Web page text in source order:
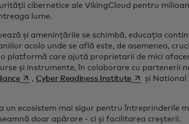
cibernetice ale VikingCloud pentru
lume.
și amenințările se schimbă, educația
acolo unde se află este, de asemenea,
platformă care ajută proprietarii de mici
și instrumente, în colaborare cu partenerii
opens in a new tab
, Cyber Readiness Institute opens in a new
și National
new tab
un ecosistem mai sigur pentru întreprinderile
doar apărare - ci și facilitarea creșterii.